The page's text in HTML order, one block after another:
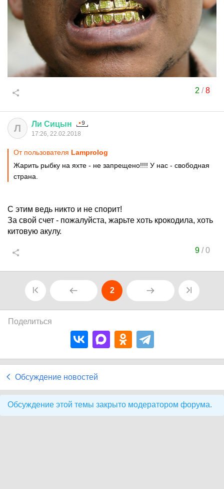
2 /8
Л Ли Сицын
17:26, 22.02.2018
От пользователя Lamprolog
Жарить рыбку на яхте - не запрещено!!!! У нас - свободная
страна.
С этим ведь никто и не спорит!
За свой счет - пожалуйста, жарьте хоть крокодила, хоть
китовую акулу.
9/0
2
Поделиться
Обсуждение новостей
Обсуждение этой темы закрыто модератором форума.